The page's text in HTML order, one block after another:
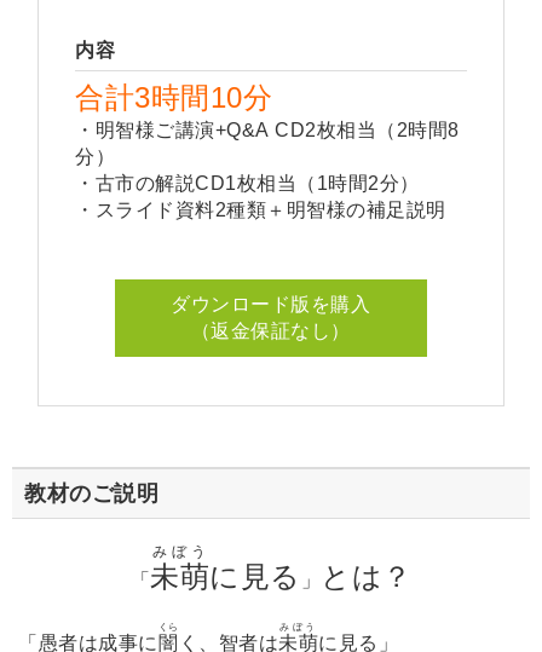
内容
合計3時間10分
・明智様ご講演+Q&A CD2枚相当（2時間8
分）
・古市の解説CD1枚相当（1時間2分）
・スライド資料2種類＋明智様の補足説明
ダウンロード版を購入
（返金保証なし）
教材のご説明
「 未萌
みぼう
に見る 」 とは？
「愚者は成事に闇
くら
く、智者は未萌
みぼう
に見る」